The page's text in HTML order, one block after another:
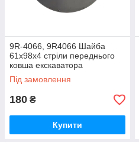
9R-4066, 9R4066 Шайба
61х98х4 стріли переднього
ковша екскаватора
навантажувача CAT
Під замовлення
180 ₴
Купити